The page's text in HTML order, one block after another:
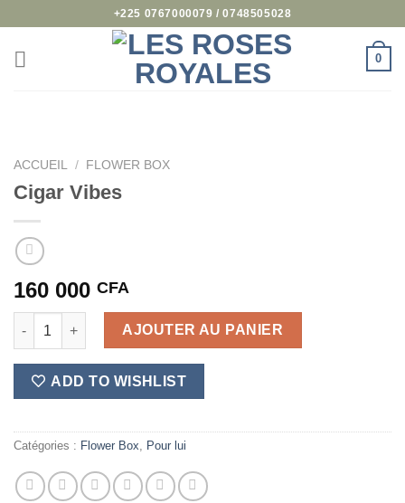
contenu
+225 0767000079 / 0748505028
0
ACCUEIL / FLOWER BOX
Cigar Vibes
160 000 CFA
quantité de Cigar Vibes
AJOUTER AU PANIER
ADD TO WISHLIST
Catégories : Flower Box Pour lui